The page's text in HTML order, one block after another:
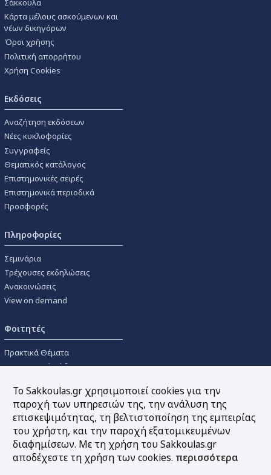
Σάκκουλα
Κάρτα μέλους ασκούμενων και
νέων δικηγόρων
Όροι χρήσης
Πολιτική απορρήτου
Χρήση Cookies
Εκδόσεις
Αναζήτηση εκδόσεων
Νέες κυκλοφορίες
Συγγραφείς
Θεματικός κατάλογος
Επιστημονικές σειρές
Επιστημονικά περιοδικά
Προσφορές
Πληροφορίες
Σεμινάρια
Τρέχουσες εκδηλώσεις
Ανακοινώσεις
View on demand
Φοιτητές
Πρακτικά Θέματα
Οικονομικοί Κώδικες
Συγγραμμάτων
Εργαλεία
Online υπολογισμός τόκων
Υπηρεσία Ηλεκτρονικής
Το Sakkoulas.gr χρησιμοποιεί cookies για την
παροχή των υπηρεσιών της, την ανάλυση της
επισκεψιμότητας, τη βελτιστοποίηση της εμπειρίας
του χρήστη, και την παροχή εξατομικευμένων
διαφημίσεων. Με τη χρήση του Sakkoulas.gr
αποδέχεστε τη χρήση των cookies. περισσότερα